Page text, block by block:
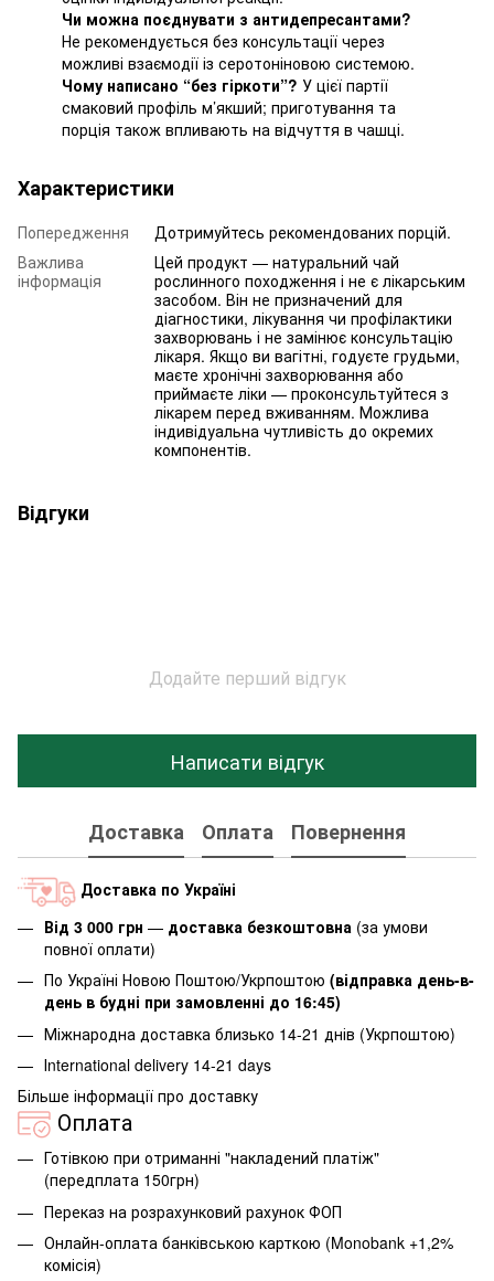
Чи можна поєднувати з антидепресантами?
Не рекомендується без консультації через
можливі взаємодії із серотоніновою системою.
Чому написано “без гіркоти”? У цієї партії
смаковий профіль м’якший; приготування та
порція також впливають на відчуття в чашці.
Характеристики
Попередження
Дотримуйтесь рекомендованих порцій.
Важлива
інформація
Цей продукт — натуральний чай
рослинного походження і не є лікарським
засобом. Він не призначений для
діагностики, лікування чи профілактики
захворювань і не замінює консультацію
лікаря. Якщо ви вагітні, годуєте грудьми,
маєте хронічні захворювання або
приймаєте ліки — проконсультуйтеся з
лікарем перед вживанням. Можлива
індивідуальна чутливість до окремих
компонентів.
Відгуки
Додайте перший відгук
Написати відгук
Доставка Оплата Повернення
Доставка по Україні
Від 3 000 грн — доставка безкоштовна (за умови
повної оплати)
По Україні Новою Поштою/Укрпоштою (відправка день-в-
день в будні при замовленні до 16:45)
Міжнародна доставка близько 14-21 днів (Укрпоштою)
Іnternational delivery 14-21 days
Більше інформації про доставку
Оплата
Готівкою при отриманні "накладений платіж"
(передплата 150грн)
Переказ на розрахунковий рахунок ФОП
Онлайн-оплата банківською карткою (Monobank +1,2%
комісія)